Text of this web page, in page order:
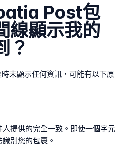
Post包
線顯示我的
？
未顯示任何資訊，可能有以下原
提供的完全一致。即使一個字元
別您的包裹。